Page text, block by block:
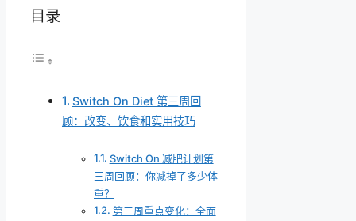
目录
Switch On Diet 第三周回
顾：改变、饮食和实用技巧
Switch On 减肥计划第
三周回顾：你减掉了多少体
重？
第三周重点变化：全面